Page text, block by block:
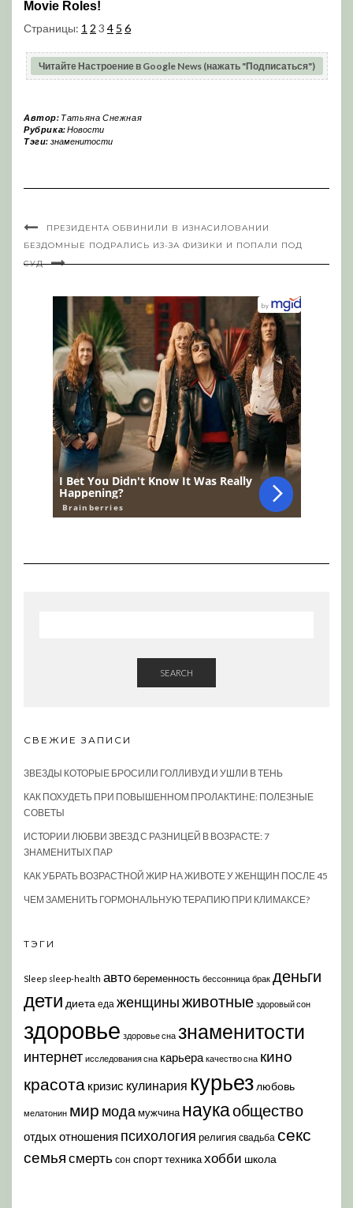
Страницы: 1 2 3 4 5 6
Читайте Настроение в Google News (нажать "Подписаться")
Автор: Татьяна Снежная
Рубрика:Новости
Тэги: знаменитости
ПРЕЗИДЕНТА ОБВИНИЛИ В ИЗНАСИЛОВАНИИ
БЕЗДОМНЫЕ ПОДРАЛИСЬ ИЗ-ЗА ФИЗИКИ И ПОПАЛИ ПОД
СУД
SEARCH
СВЕЖИЕ ЗАПИСИ
ЗВЕЗДЫ КОТОРЫЕ БРОСИЛИ ГОЛЛИВУД И УШЛИ В ТЕНЬ
КАК ПОХУДЕТЬ ПРИ ПОВЫШЕННОМ ПРОЛАКТИНЕ: ПОЛЕЗНЫЕ
СОВЕТЫ
ИСТОРИИ ЛЮБВИ ЗВЕЗД С РАЗНИЦЕЙ В ВОЗРАСТЕ: 7
ЗНАМЕНИТЫХ ПАР
КАК УБРАТЬ ВОЗРАСТНОЙ ЖИР НА ЖИВОТЕ У ЖЕНЩИН ПОСЛЕ 45
ЧЕМ ЗАМЕНИТЬ ГОРМОНАЛЬНУЮ ТЕРАПИЮ ПРИ КЛИМАКСЕ?
ТЭГИ
Sleep sleep-health автобеременность бессонница брак деньги
дети диета еда женщиныживотные здоровый сон
здоровье здоровье сна знаменитости
интернет исследования сна карьера качество сна кино
красота кризис кулинария курьез любовь
мелатонин мир модамужчина наукаобщество
отдых отношения психология религия свадьба секс
семья смерть сон спорттехникахобби школа